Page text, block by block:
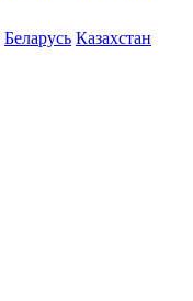
Беларусь Казахстан